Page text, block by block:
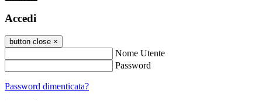
Accedi
button close ×
Nome Utente
Password
Password dimenticata?